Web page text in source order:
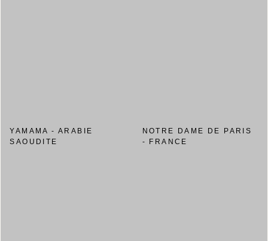
YAMAMA - ARABIE
SAOUDITE
NOTRE DAME DE PARIS
- FRANCE